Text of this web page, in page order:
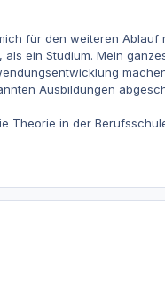
für den weiteren Ablauf
ein Studium. Mein
Ausbildungen
Theorie in der